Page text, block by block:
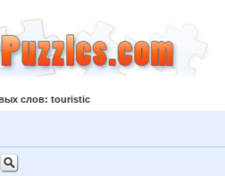
слов: touristic